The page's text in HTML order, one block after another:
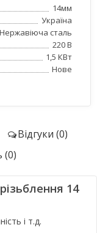
14мм
Україна
Нержавіюча сталь
220 В
1,5 КВт
Нове
Відгуки (0)
(0)
14
і т.д.